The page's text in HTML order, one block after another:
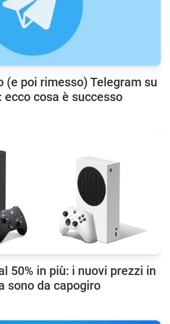
(e poi rimesso) Telegram su
ecco cosa è successo
50% in più: i nuovi prezzi in
sono da capogiro